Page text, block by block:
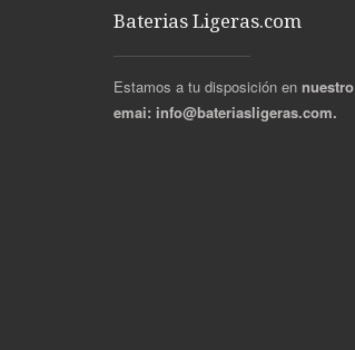
Baterias Ligeras.com
Estamos a tu disposición en nuestro
emai: info@bateriasligeras.com.